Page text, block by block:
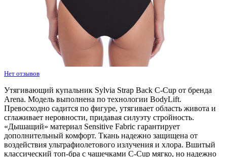
Нет отзывов
Утягивающий купальник Sylvia Strap Back C-Cup от бренда
Arena. Модель выполнена по технологии BodyLift.
Превосходно садится по фигуре, утягивает область живота и
сглаживает неровности, придавая силуэту стройность.
«Дышащий» материал Sensitive Fabric гарантирует
дополнительный комфорт. Ткань надежно защищена от
воздействия ультрафиолетового излучения и хлора. Вшитый
классический топ-бра с чашечками C-Cup мягко, но надежно